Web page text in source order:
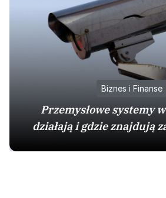
Biznes i Finanse
Przemysłowe systemy
działają i gdzie znajdują